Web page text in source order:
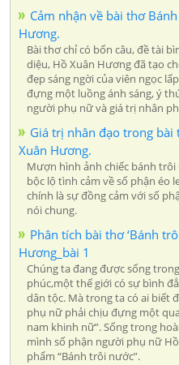
Cảm nhận về bài thơ
Hương.
Bài thơ chỉ có bốn câu, đề tài
diệu, Hồ Xuân Hương đã tạo
đẹp sáng ngời của viên ngọc
đựng một luồng ánh sáng, ý
người phụ nữ và giá trị nhân
Giá trị nhân đạo trong
Xuân Hương.
Mượn hình ảnh chiếc bánh
bộc lộ tình cảm về số phận éo
chính là sự đồng cảm với số
nói chung.
Phân tích bài thơ ‘Bánh
Hương_bài 1
Chúng ta đang được sống
phúc,một thế giới có sự bình
dân tộc. Mà trong ta có ai biết
phụ nữ phải chịu đựng một
nam khinh nữ”. Sống trong
mình số phận người phụ nữ
phẩm “Bánh trôi nước”.